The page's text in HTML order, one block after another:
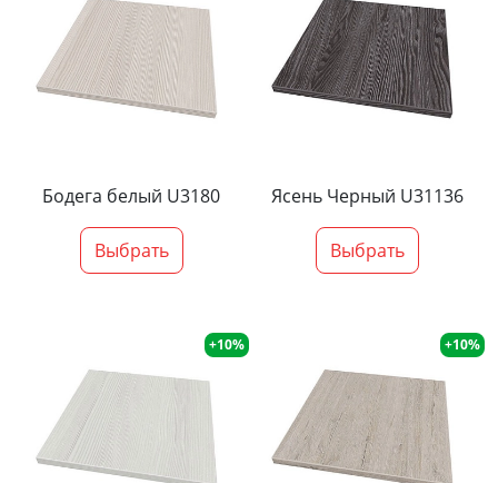
Бодега белый U3180
Выбрать
Ясень Черный U31136
Выбрать
+10% +10%